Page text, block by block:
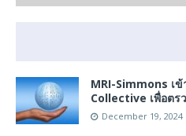
MRI-Simmons เ
Collective เพื่อต
December 19, 2024